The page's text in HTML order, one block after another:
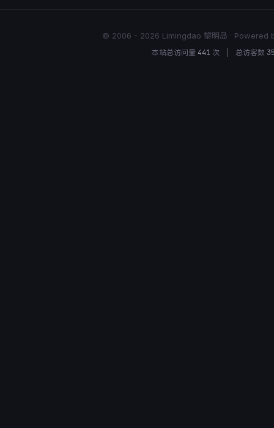
© 2006 - 2026 Limingdao 黎明岛 · Powered
本站总访问量 441 次 总访客数